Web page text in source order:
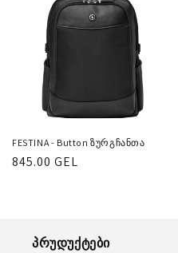
FESTINA - Button ზურგჩანთა
რეგულარული
845.00 GEL
პრუდუქტები